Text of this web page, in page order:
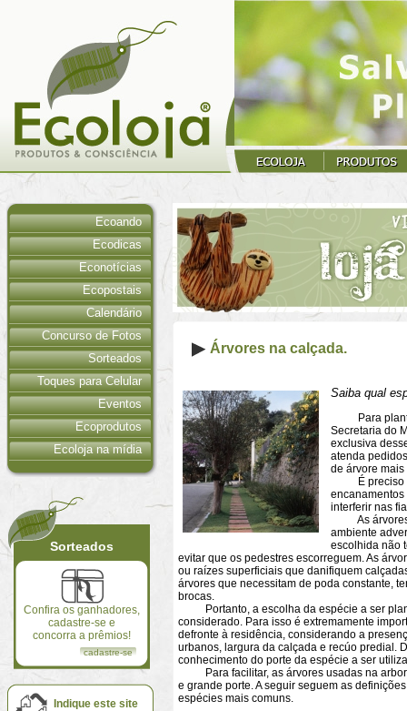
Ecoando
Ecodicas
Econotícias
Ecopostais
Calendário
Concurso de Fotos
Sorteados
Toques para Celular
Eventos
Ecoprodutos
Ecoloja na mídia
Sorteados
Confira os ganhadores,
cadastre-se e
concorra a prêmios!
cadastre-se
Indique este site
Árvores na calçada.
Saiba qual
Para plantar
Secretaria do
exclusiva
atenda
de árvore
É preciso
encanamentos
interferir nas
As árvores
ambiente
escolhida não
evitar que os pedestres escorreguem. As
ou raízes superficiais que danifiquem
árvores que necessitam de poda constante,
brocas.
Portanto, a escolha da espécie a ser
considerado. Para isso é extremamente
defronte à residência, considerando a
urbanos, largura da calçada e recúo predial.
conhecimento do porte da espécie a ser
Para facilitar, as árvores usadas na
e grande porte. A seguir seguem as
espécies mais comuns.